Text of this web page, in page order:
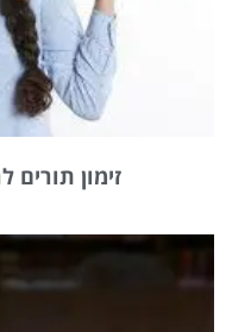
זימון תורים